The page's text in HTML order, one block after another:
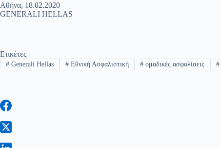
Αθήνα, 18.02.2020
GENERALI HELLAS
Ετικέτες
#Generali Hellas #Εθνική Ασφαλιστική # ομαδικές ασφαλίσεις #